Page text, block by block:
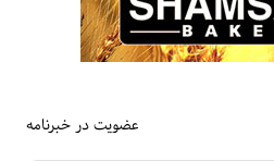
عضویت در خبرنامه